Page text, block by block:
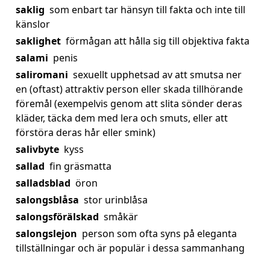
saklig som enbart tar hänsyn till fakta och inte till
känslor
saklighet förmågan att hålla sig till objektiva fakta
salami penis
saliromani sexuellt upphetsad av att smutsa ner
en (oftast) attraktiv person eller skada tillhörande
föremål (exempelvis genom att slita sönder deras
kläder, täcka dem med lera och smuts, eller att
förstöra deras hår eller smink)
salivbyte kyss
sallad fin gräsmatta
salladsblad öron
salongsblåsa stor urinblåsa
salongsförälskad småkär
salongslejon person som ofta syns på eleganta
tillställningar och är populär i dessa sammanhang